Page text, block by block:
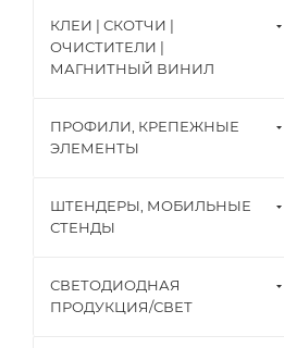
КЛЕИ | СКОТЧИ |
ОЧИСТИТЕЛИ |
МАГНИТНЫЙ ВИНИЛ
ПРОФИЛИ, КРЕПЕЖНЫЕ
ЭЛЕМЕНТЫ
ШТЕНДЕРЫ, МОБИЛЬНЫЕ
СТЕНДЫ
СВЕТОДИОДНАЯ
ПРОДУКЦИЯ/СВЕТ